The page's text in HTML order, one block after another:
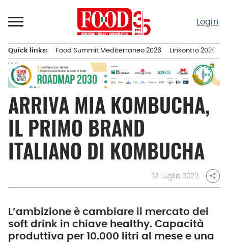
al
Login
principale
Quick links: Food Summit Mediterraneo 2026 Linkontro 2026
ARRIVA MIA KOMBUCHA,
IL PRIMO BRAND
ITALIANO DI KOMBUCHA
12 Luglio 2022 share
L’ambizione è cambiare il mercato dei
soft drink in chiave healthy. Capacità
produttiva per 10.000 litri al mese e una